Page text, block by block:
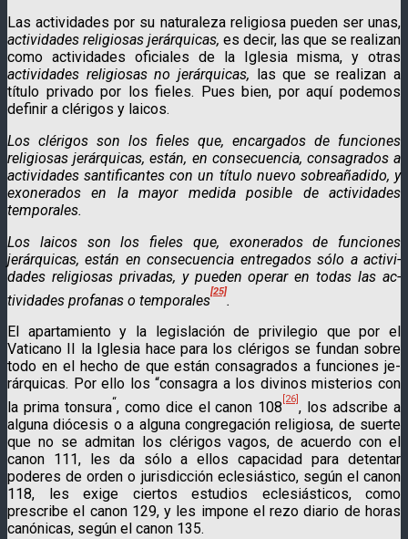
Las actividades por su naturaleza religiosa pueden ser unas,
actividades religiosas jerárquicas, es decir, las que se realizan
como actividades oficiales de la Iglesia misma, y otras
actividades religiosas no jerárquicas, las que se realizan a
título privado por los fieles. Pues bien, por aquí podemos
definir a clérigos y laicos.
Los clérigos son los fieles que, encargados de funciones
religiosas jerárquicas,están, en consecuencia, consagrados a
actividades santificantes con un título nuevo sobreañadido, y
exonerados en la mayor medida posible de actividades
temporales.
Los laicos son los fieles que, exonerados de funciones
jerárquicas,están en consecuencia entregados sólo a activi­
dades religiosas privadas, y pueden operar en todas las ac­
tividades profanas o temporales
[25]
.
El apartamiento y la legislación de privilegio que por el
Vaticano II la Iglesia hace para los clérigos se fundan sobre
todo en el hecho de que están consagrados a funciones je­
rárquicas. Por ello los “consagra a los divinos misterios con
la prima tonsura“, como dice el canon 108
[26]
, los adscribe a
alguna diócesis o a alguna congregación religiosa, de suerte
que no se admitan los clérigos vagos, de acuerdo con el
canon 111, les da sólo a ellos capacidad para detentar
poderes de orden o jurisdicción eclesiástico, según el canon
118, les exige ciertos estudios eclesiásticos, como
prescribe el canon 129, y les impone el rezo diario de horas
canónicas, según el canon 135.